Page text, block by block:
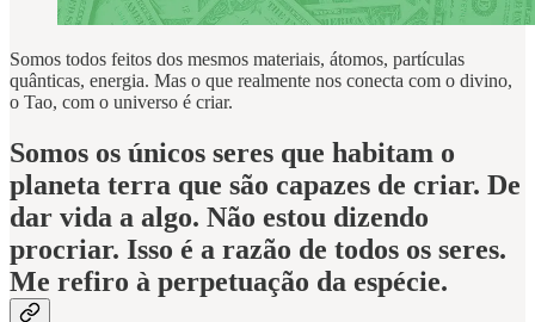
Somos todos feitos dos mesmos materiais, átomos, partículas
quânticas, energia. Mas o que realmente nos conecta com o divino,
o Tao, com o universo é criar.
Somos os únicos seres que habitam o
planeta terra que são capazes de criar. De
dar vida a algo. Não estou dizendo
procriar. Isso é a razão de todos os seres.
Me refiro à perpetuação da espécie.